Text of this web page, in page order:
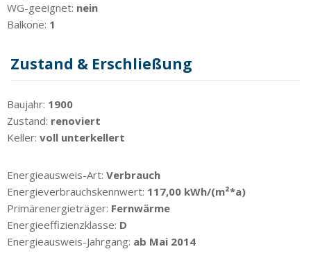
WG-geeignet: nein
Balkone: 1
Zustand & Erschließung
Baujahr: 1900
Zustand: renoviert
Keller: voll unterkellert
Energieausweis-Art: Verbrauch
Energieverbrauchskennwert: 117,00 kWh/(m²*a)
Primärenergieträger: Fernwärme
Energieeffizienzklasse: D
Energieausweis-Jahrgang: ab Mai 2014